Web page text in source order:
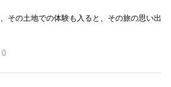
その土地での体験も入ると、その旅の思い出
0